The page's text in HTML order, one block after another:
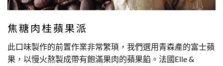
焦糖肉桂蘋果派
此口味製作的前置作業非常繁瑣，我們選用青森產的富士蘋
果，以慢火熬製成帶有飽滿果肉的蘋果餡。法國Elle &